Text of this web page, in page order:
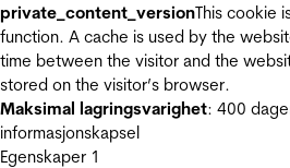
private_content_versionThis cookie
function. A cache is used by the
time between the visitor and the
stored on the visitor’s browser.
Maksimal lagringsvarighet: 400
informasjonskapsel
Egenskaper 1